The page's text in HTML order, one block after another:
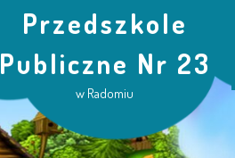
Przedszkole
Publiczne Nr 23
w Radomiu